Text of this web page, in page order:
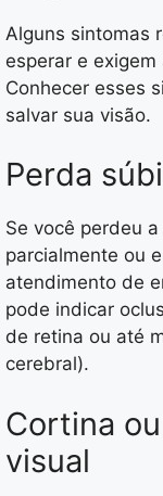
Alguns sintomas
esperar e
Conhecer esses
salvar sua visão.
Perda
Se você perdeu
parcialmente ou
atendimento de
pode indicar
de retina ou até
cerebral).
Cortina
visual